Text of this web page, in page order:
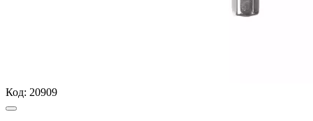
Код: 20909